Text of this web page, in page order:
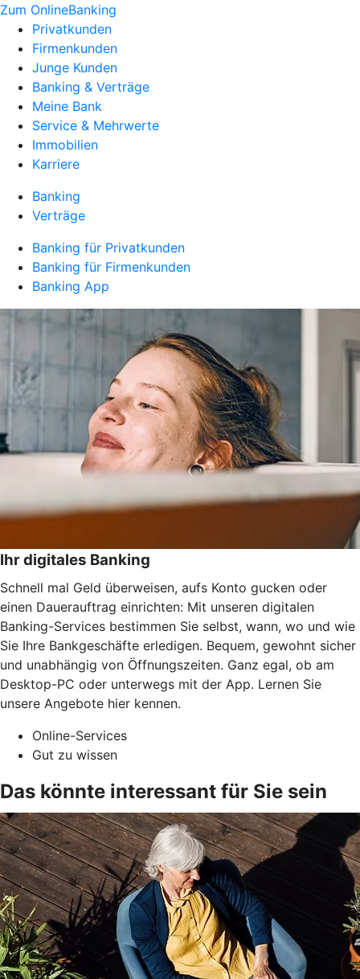
Zum OnlineBanking
Privatkunden
Firmenkunden
Junge Kunden
Banking & Verträge
Meine Bank
Service & Mehrwerte
Immobilien
Karriere
Banking
Verträge
Banking für Privatkunden
Banking für Firmenkunden
Banking App
Ihr digitales Banking
Schnell mal Geld überweisen, aufs Konto gucken oder
einen Dauerauftrag einrichten: Mit unseren digitalen
Banking-Services bestimmen Sie selbst, wann, wo und wie
Sie Ihre Bankgeschäfte erledigen. Bequem, gewohnt sicher
und unabhängig von Öffnungszeiten. Ganz egal, ob am
Desktop-PC oder unterwegs mit der App. Lernen Sie
unsere Angebote hier kennen.
Online-Services
Gut zu wissen
Das könnte interessant für Sie sein